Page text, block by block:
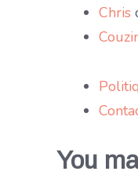
Chris
You